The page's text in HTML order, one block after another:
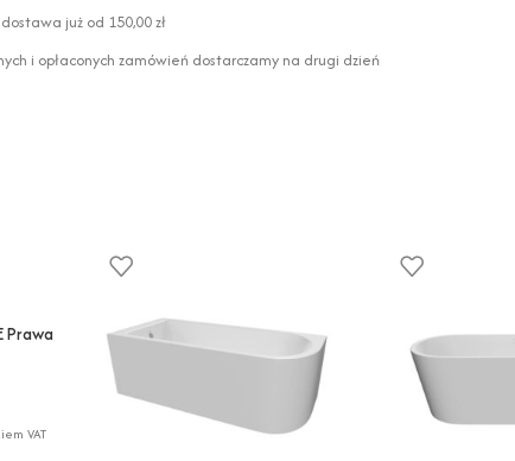
już od 150,00 zł
i opłaconych zamówień dostarczamy na drugi dzień
Prawa
VAT